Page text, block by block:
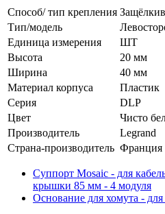
Способ/ тип крепления
Тип/модель
Единица измерения
ШТ
Высота
20 мм
Ширина
40 мм
Материал корпуса
Пластик
Серия
DLP
Цвет
Чисто
Производитель
Legrand
Страна-производитель Франция
Суппорт Mosaic - для
крышки 85 мм - 4 модуля
Основание для хомута -